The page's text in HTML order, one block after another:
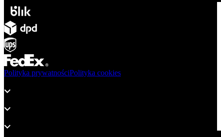
Polityka prywatnościPolityka cookies